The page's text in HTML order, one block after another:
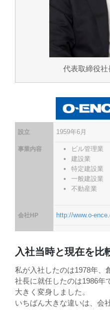
代表取締役
設立 1959年6月
事業内容
ビル管理業
建設業
特定建設業
一般建設業
不動産業
会社HP http://www.o-
入社当時と現在を比
私が入社したのは1978年、
社長に就任したのは1986年
大きく変身しました。
いちばん大きな違いは、会